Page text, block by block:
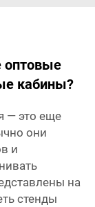
оптовые
кабины?
— это еще
они
и
на
стенды